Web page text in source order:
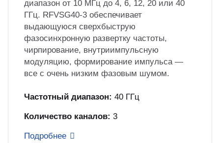
безопасной и эффективной
с оборудованием
неиспользуемого оборудования
диапазон от 10 МГц до 4, 6, 12, 20 или 40
ГГц. RFVSG40-3 обеспечивает
выдающуюся сверхбыструю
фазосинхронную развертку частоты,
чирпирование, внутриимпульсную
модуляцию, формирование импульса —
все с очень низким фазовым шумом.
Частотный диапазон: 40 ГГц
Количество каналов: 3
Подробнее